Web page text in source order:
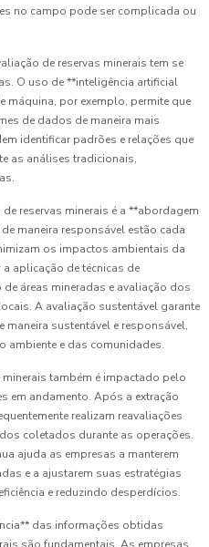
no campo pode ser complicada ou
de reservas minerais tem se
O uso de **inteligência artificial
máquina, por exemplo, permite que
de dados de maneira mais
identificar padrões e relações que
as análises tradicionais,
reservas minerais é a **abordagem
maneira responsável estão cada
os impactos ambientais da
aplicação de técnicas de
áreas mineradas e avaliação dos
A avaliação sustentável garante
sustentável e responsável,
ambiente e das comunidades.
também é impactado pelo
em andamento. Após a extração
realizam reavaliações
coletados durante as operações.
ajuda as empresas a manterem
e a ajustarem suas estratégias
e reduzindo desperdícios.
das informações obtidas
são fundamentais. As empresas